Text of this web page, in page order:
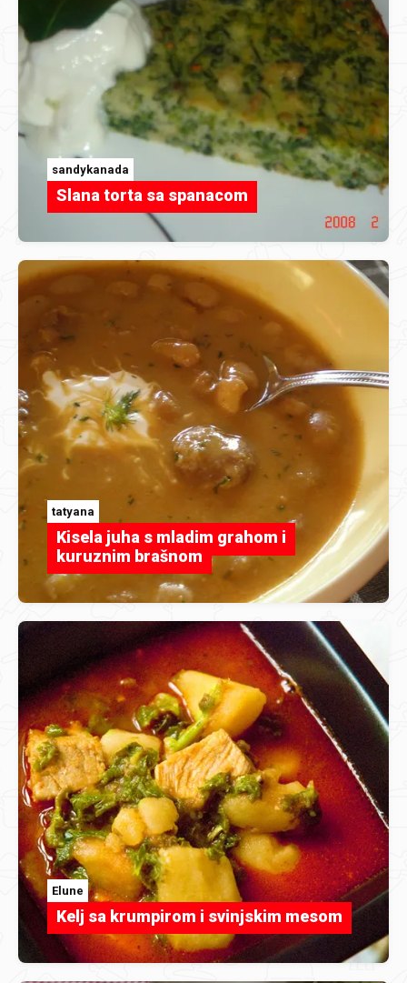
sandykanada
Slana torta sa spanacom
tatyana
Kisela juha s mladim grahom i
kuruznim brašnom
Elune
Kelj sa krumpirom i svinjskim mesom